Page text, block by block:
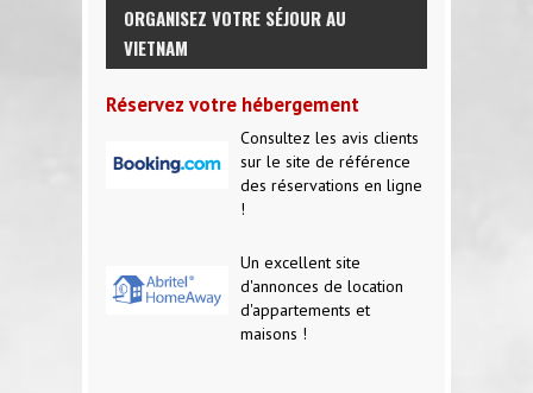
ORGANISEZ VOTRE SÉJOUR AU
VIETNAM
Réservez votre hébergement
Consultez les avis clients
sur le site de référence
des réservations en ligne
!
Un excellent site
d'annonces de location
d'appartements et
maisons !